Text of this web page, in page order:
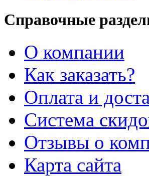
Справочные
О компании
Как заказать?
Оплата и
Система
Отзывы о
Карта сайта